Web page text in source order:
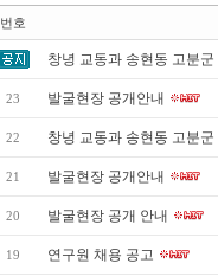
번호
창녕 교동과 송현동 고분
23 발굴현장 공개안내
22 창녕 교동과 송현동 고분
21 발굴현장 공개안내
20 발굴현장 공개 안내
19 연구원 채용 공고